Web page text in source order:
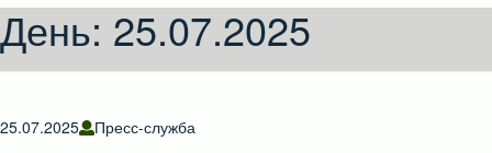
День: 25.07.2025
25.07.2025 Пресс-служба